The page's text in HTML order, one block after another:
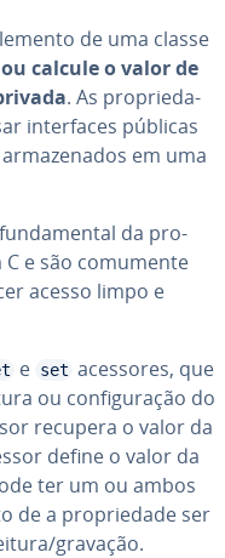
de uma classe
calcule o valor de
. As pro­pri­e­da­
in­ter­fa­ces públicas
em uma
da pro­
e são comumente
acesso limpo e
e set acessores, que
ou con­fi­gu­ra­ção do
recupera o valor da
define o valor da
ter um ou ambos
de a pro­pri­e­dade ser
gravação.